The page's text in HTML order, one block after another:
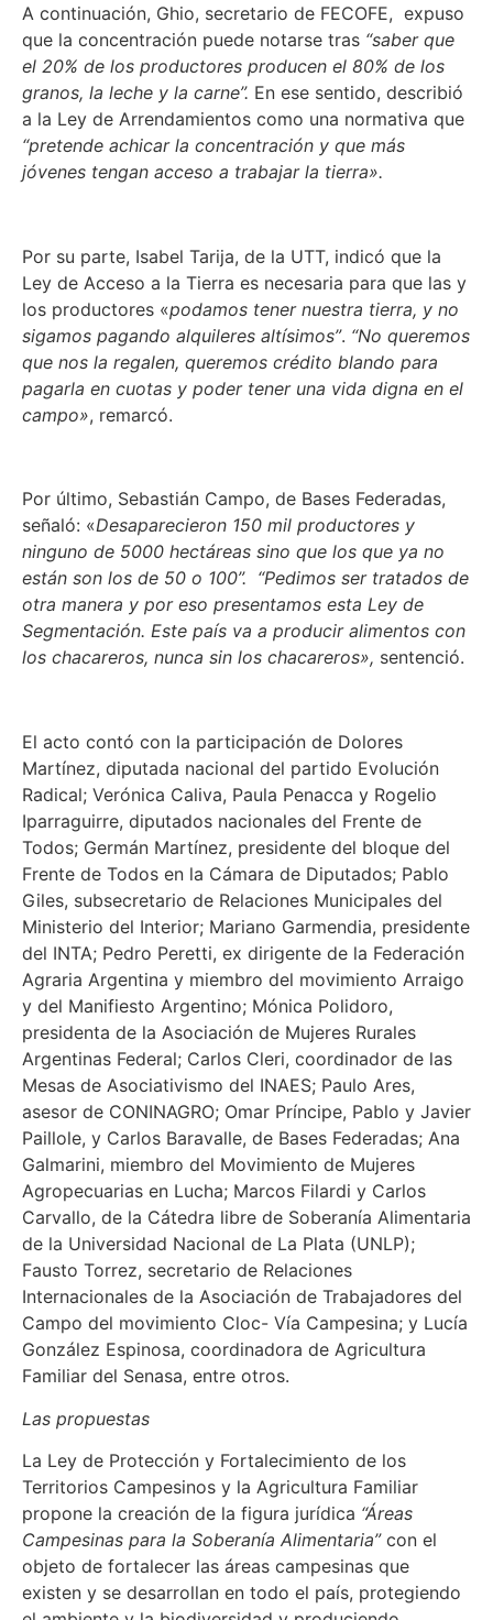
A continuación, Ghio, secretario de FECOFE, expuso
que la concentración puede notarse tras “saber que
el 20% de los productores producen el 80% de los
granos, la leche y la carne”. En ese sentido, describió
a la Ley de Arrendamientos como una normativa que
“pretende achicar la concentración y que más
jóvenes tengan acceso a trabajar la tierra».
Por su parte, Isabel Tarija, de la UTT, indicó que la
Ley de Acceso a la Tierra es necesaria para que las y
los productores «podamos tener nuestra tierra, y no
sigamos pagando alquileres altísimos”. “No queremos
que nos la regalen, queremos crédito blando para
pagarla en cuotas y poder tener una vida digna en el
campo», remarcó.
Por último, Sebastián Campo, de Bases Federadas,
señaló: «Desaparecieron 150 mil productores y
ninguno de 5000 hectáreas sino que los que ya no
están son los de 50 o 100”. “Pedimos ser tratados de
otra manera y por eso presentamos esta Ley de
Segmentación. Este país va a producir alimentos con
los chacareros, nunca sin los chacareros», sentenció.
El acto contó con la participación de Dolores
Martínez, diputada nacional del partido Evolución
Radical; Verónica Caliva, Paula Penacca y Rogelio
Iparraguirre, diputados nacionales del Frente de
Todos; Germán Martínez, presidente del bloque del
Frente de Todos en la Cámara de Diputados; Pablo
Giles, subsecretario de Relaciones Municipales del
Ministerio del Interior; Mariano Garmendia, presidente
del INTA; Pedro Peretti, ex dirigente de la Federación
Agraria Argentina y miembro del movimiento Arraigo
y del Manifiesto Argentino; Mónica Polidoro,
presidenta de la Asociación de Mujeres Rurales
Argentinas Federal; Carlos Cleri, coordinador de las
Mesas de Asociativismo del INAES; Paulo Ares,
asesor de CONINAGRO; Omar Príncipe, Pablo y Javier
Paillole, y Carlos Baravalle, de Bases Federadas; Ana
Galmarini, miembro del Movimiento de Mujeres
Agropecuarias en Lucha; Marcos Filardi y Carlos
Carvallo, de la Cátedra libre de Soberanía Alimentaria
de la Universidad Nacional de La Plata (UNLP);
Fausto Torrez, secretario de Relaciones
Internacionales de la Asociación de Trabajadores del
Campo del movimiento Cloc- Vía Campesina; y Lucía
González Espinosa, coordinadora de Agricultura
Familiar del Senasa, entre otros.
Las propuestas
La Ley de Protección y Fortalecimiento de los
Territorios Campesinos y la Agricultura Familiar
propone la creación de la figura jurídica “Áreas
Campesinas para la Soberanía Alimentaria”con el
objeto de fortalecer las áreas campesinas que
existen y se desarrollan en todo el país, protegiendo